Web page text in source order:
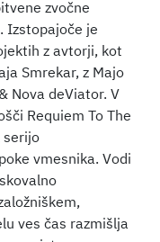
zvočne
Izstopajoče je
z avtorji, kot
Smrekar, z Majo
Nova deViator. V
Requiem To The
serijo
vmesnika. Vodi
ves čas razmišlja